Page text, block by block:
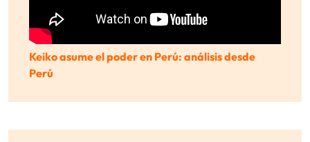
Keiko asume el poder en Perú: análisis desde
Perú